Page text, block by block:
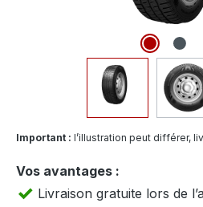
Important : l’illustration peut différer,
Vos avantages :
Livraison gratuite lors de